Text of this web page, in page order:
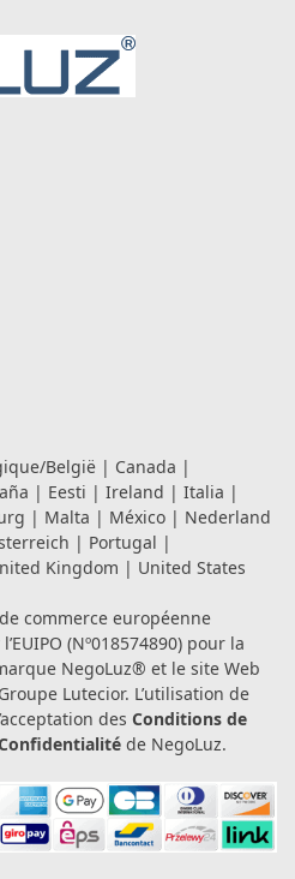
België | Canada |
| Eesti | Ireland | Italia |
| Malta | México | Nederland
| Portugal |
Kingdom | United States
commerce européenne
(Nº018574890) pour la
NegoLuz® et le site Web
Lutecior. L’utilisation de
des Conditions de
de NegoLuz.